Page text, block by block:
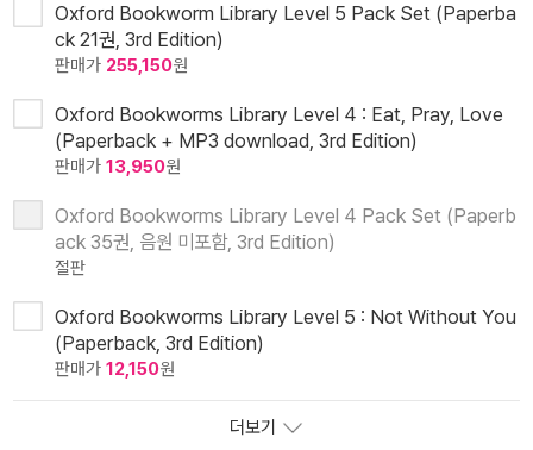
Oxford Bookworm Library Level 5 Pack Set (Paperba
ck 21권, 3rd Edition)
판매가 255,150원
Oxford Bookworms Library Level 4 : Eat, Pray, Love
(Paperback + MP3 download, 3rd Edition)
판매가 13,950원
Oxford Bookworms Library Level 4 Pack Set (Paperb
ack 35권, 음원 미포함, 3rd Edition)
절판
Oxford Bookworms Library Level 5 : Not Without You
(Paperback, 3rd Edition)
판매가 12,150원
더보기